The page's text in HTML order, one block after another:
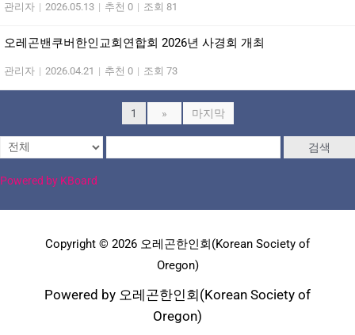
관리자 | 2026.05.13 | 추천 0 | 조회 81
오레곤밴쿠버한인교회연합회 2026년 사경회 개최
관리자 | 2026.04.21 | 추천 0 | 조회 73
1 » 마지막
검색
Powered by KBoard
Copyright © 2026 오레곤한인회(Korean Society of
Oregon)
Powered by 오레곤한인회(Korean Society of
Oregon)